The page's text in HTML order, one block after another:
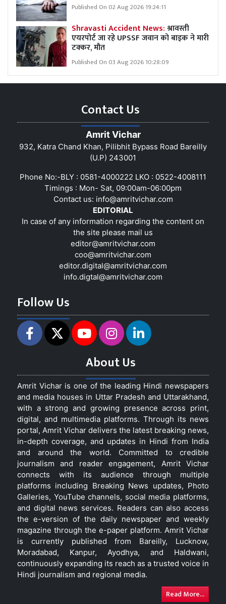
Published On 02 Aug 2026 19:24:11
Shravasti Accident News:श्रावस्ती
एयरपोर्ट जा रहे UPSSF जवान को बाइक ने मारी
टक्कर, मौत
Published On 03 Aug 2026 10:28:09
Contact Us
Amrit Vichar
932, Katra Chand Khan, Pilibhit Bypass Road Bareilly
(U.P) 243001
Phone No:-BLY : 0581-4000222 LKO : 0522-4008111
Timings : Mon- Sat, 09:00am-06:00pm
Contact us: info@amritvichar.com
EDITORIAL
In case of any information regarding the content on
the site please mail us
editor@amritvichar.com
coo@amritvichar.com
editor.digital@amritvichar.com
info.digtal@amritvichar.com
Follow Us
About Us
Amrit Vichar is one of the leading Hindi newspapers
and media houses in Uttar Pradesh and Uttarakhand,
with a strong and growing presence across print,
digital, and multimedia platforms. Through its news
portal, Amrit Vichar delivers the latest breaking news,
in-depth coverage, and updates in Hindi from India
and around the world. Committed to credible
journalism and reader engagement, Amrit Vichar
connects with its audience through multiple
platforms including Breaking News updates, Photo
Galleries, YouTube channels, social media platforms,
and digital news services. Readers can also access
the e-version of the daily newspaper and weekly
magazine through the e-paper platform. Amrit Vichar
is currently published from Bareilly, Lucknow,
Moradabad, Kanpur, Ayodhya, and Haldwani,
continuously expanding its reach as a trusted voice in
Hindi journalism and regional media.
Read More...